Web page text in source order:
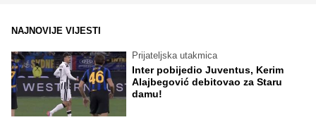
NAJNOVIJE VIJESTI
Prijateljska utakmica
Inter pobijedio Juventus, Kerim
Alajbegović debitovao za Staru
damu!